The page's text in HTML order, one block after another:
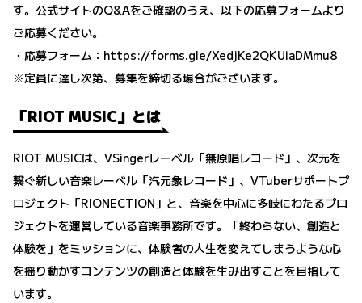
す。公式サイトのQ&Aをご確認のうえ、以下の応募フォームより
ご応募ください。
・応募フォーム： https://forms.gle/XedjKe2QKUiaDMmu8
※定員に達し次第、募集を締切る場合がございます。
「RIOT MUSIC」とは
RIOT MUSICは、VSingerレーベル「無原唱レコード」、次元を
繋ぐ新しい音楽レーベル「汽元象レコード」、VTuberサポートプ
ロジェクト「RIONECTION」と、音楽を中心に多岐にわたるプロ
ジェクトを運営している音楽事務所です。「終わらない、創造と
体験を」をミッションに、体験者の人生を変えてしまうような心
を揺り動かすコンテンツの創造と体験を生み出すことを目指して
います。